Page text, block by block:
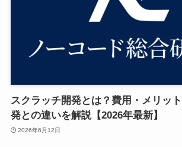
スクラッチ開発とは？費用・メリッ
発との違いを解説【2026年最新】
2026年6月12日